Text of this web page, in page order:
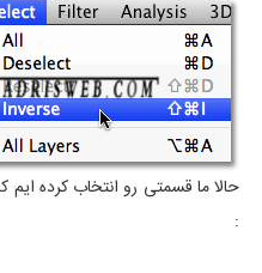
حالا ما قسمتی رو انتخاب کرده
: